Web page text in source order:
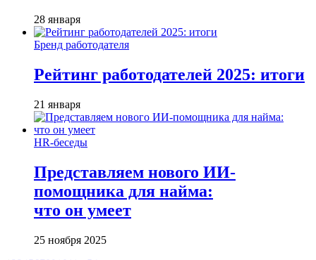
28 января
Бренд работодателя
Рейтинг работодателей 2025: итоги
21 января
HR-беседы
Представляем нового ИИ-
помощника для найма:
что он умеет
25 ноября 2025